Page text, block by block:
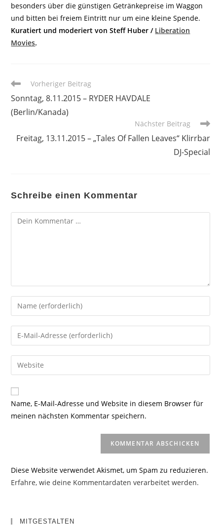
besonders über die günstigen Getränkepreise im Waggon
und bitten bei freiem Eintritt nur um eine kleine Spende.
Kuratiert und moderiert von Steff Huber / Liberation
Movies.
Weitere
ansehen
Vorheriger Beitrag
Sonntag, 8.11.2015 – RYDER HAVDALE
(Berlin/Kanada)
Nächster Beitrag
Freitag, 13.11.2015 – „Tales Of Fallen Leaves“ Klirrbar
DJ-Special
Schreibe einen Kommentar
Kommentar
Gib
deinen
Namen
oder
zum
Kommentieren
ein
Gib
deine
E-
Mail-
zum
Kommentieren
ein
Gib
deine
Website-
URL
Name, E-Mail-Adresse und Website in diesem Browser für
meinen nächsten Kommentar speichern.
Diese Website verwendet Akismet, um Spam zu reduzieren.
Erfahre, wie deine Kommentardaten verarbeitet werden.
MITGESTALTEN